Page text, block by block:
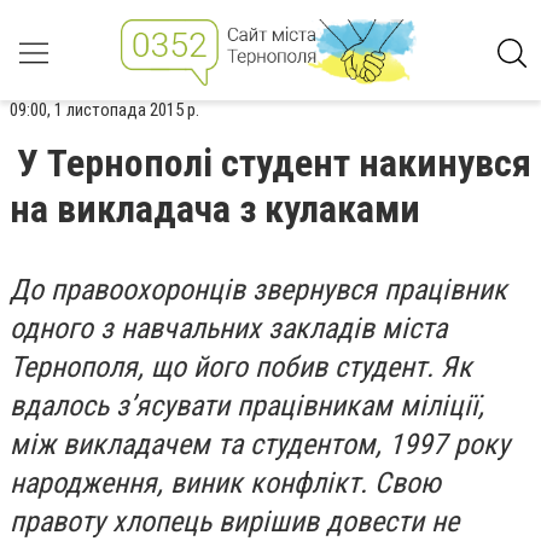
09:00, 1 листопада 2015 р.
У Тернополі студент накинувся
на викладача з кулаками
До правоохоронців звернувся працівник
одного з навчальних закладів міста
Тернополя, що його побив студент. Як
вдалось з’ясувати працівникам міліції,
між викладачем та студентом, 1997 року
народження, виник конфлікт. Свою
правоту хлопець вирішив довести не